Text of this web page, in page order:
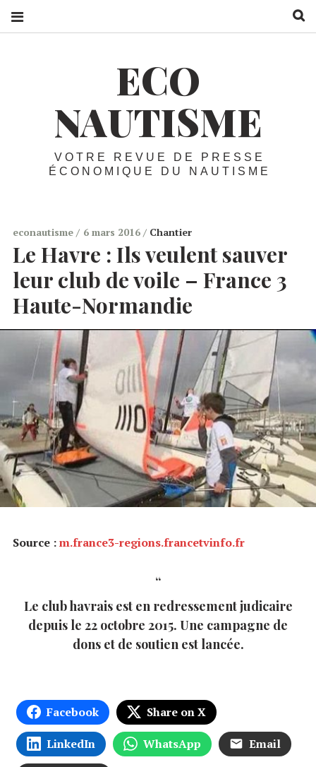
ECO
NAUTISME
VOTRE REVUE DE PRESSE
ÉCONOMIQUE DU NAUTISME
econautisme 6 mars 2016 Chantier
Le Havre : Ils veulent sauver
leur club de voile – France 3
Haute-Normandie
Source :m.france3-regions.francetvinfo.fr
Le club havrais est en redressement judicaire
depuis le 22 octobre 2015. Une campagne de
dons et de soutien est lancée.
Facebook Share on X
LinkedIn WhatsApp Email